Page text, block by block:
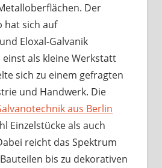
Der
hat sich auf
Eloxal-Galvanik
einst als kleine Werkstatt
sich zu einem gefragten
und Handwerk. Die
aus Berlin
Einzelstücke als auch
reicht das Spektrum
bis zu dekorativen